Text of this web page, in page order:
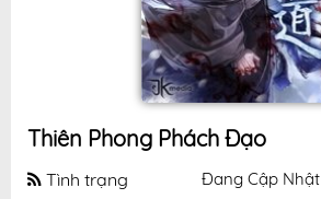
Thiên Phong Phách Đạo
Tình trạng Đang Cập Nhật